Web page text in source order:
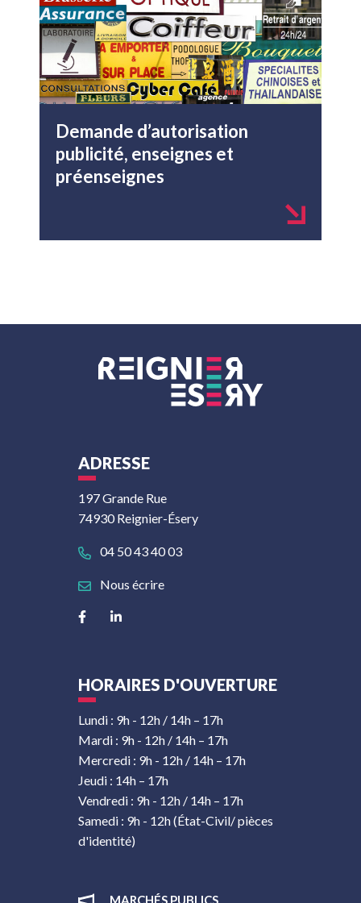
Demande d’autorisation
publicité, enseignes et
préenseignes
ADRESSE
197 Grande Rue
74930 Reignier-Ésery
04 50 43 40 03
Nous écrire
Lien vers le compte Facebook
Lien vers le compte Linkedin
HORAIRES D'OUVERTURE
Lundi : 9h - 12h / 14h – 17h
Mardi : 9h - 12h / 14h – 17h
Mercredi : 9h - 12h / 14h – 17h
Jeudi : 14h – 17h
Vendredi : 9h - 12h / 14h – 17h
Samedi : 9h - 12h (État-Civil/ pièces
d'identité)
MARCHÉS PUBLICS